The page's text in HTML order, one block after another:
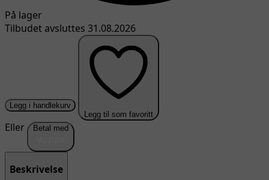
På lager
Tilbudet avsluttes 31.08.2026
Legg i handlekurv
Legg til som favoritt
Eller Betal med
Beskrivelse